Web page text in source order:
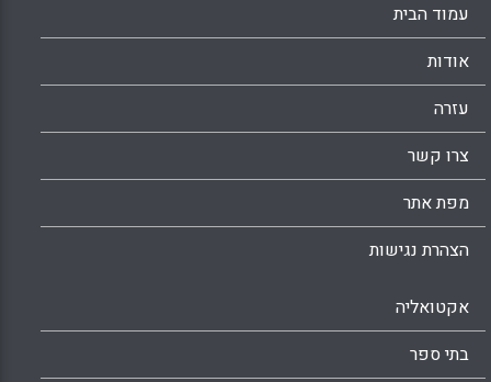
עמוד הבית
אודות
עזרה
צרו קשר
מפת אתר
הצהרת נגישות
אקטואליה
בתי ספר